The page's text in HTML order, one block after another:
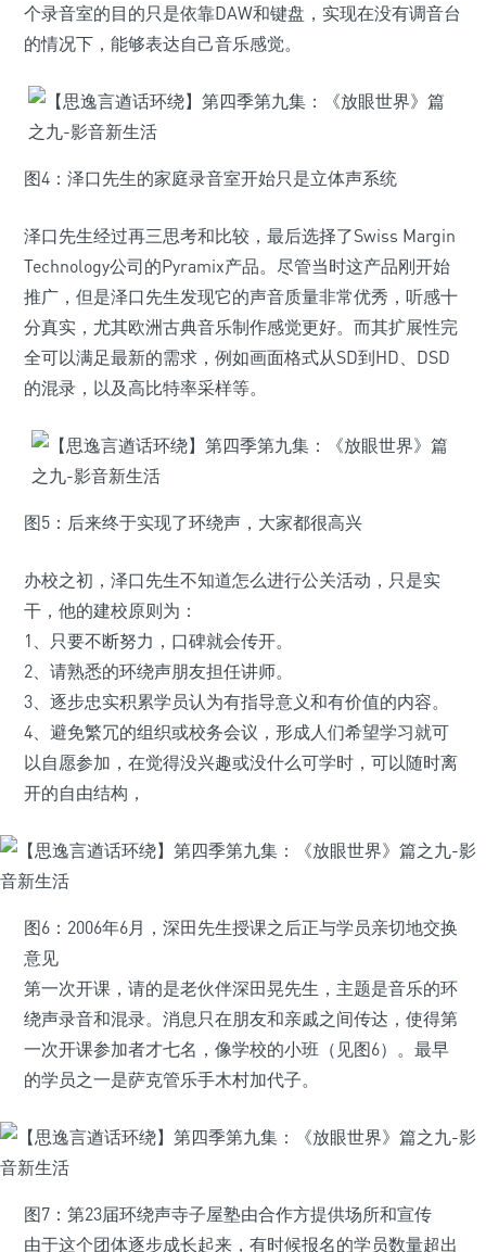
个录音室的目的只是依靠DAW和键盘，实现在没有调音台
的情况下，能够表达自己音乐感觉。
图4：泽口先生的家庭录音室开始只是立体声系统
泽口先生经过再三思考和比较，最后选择了Swiss Margin
Technology公司的Pyramix产品。尽管当时这产品刚开始
推广，但是泽口先生发现它的声音质量非常优秀，听感十
分真实，尤其欧洲古典音乐制作感觉更好。而其扩展性完
全可以满足最新的需求，例如画面格式从SD到HD、DSD
的混录，以及高比特率采样等。
图5：后来终于实现了环绕声，大家都很高兴
办校之初，泽口先生不知道怎么进行公关活动，只是实
干，他的建校原则为：
1、只要不断努力，口碑就会传开。
2、请熟悉的环绕声朋友担任讲师。
3、逐步忠实积累学员认为有指导意义和有价值的内容。
4、避免繁冗的组织或校务会议，形成人们希望学习就可
以自愿参加，在觉得没兴趣或没什么可学时，可以随时离
开的自由结构，
图6：2006年6月，深田先生授课之后正与学员亲切地交换
意见
第一次开课，请的是老伙伴深田晃先生，主题是音乐的环
绕声录音和混录。消息只在朋友和亲戚之间传达，使得第
一次开课参加者才七名，像学校的小班（见图6）。最早
的学员之一是萨克管乐手木村加代子。
图7：第23届环绕声寺子屋塾由合作方提供场所和宣传
由于这个团体逐步成长起来，有时候报名的学员数量超出